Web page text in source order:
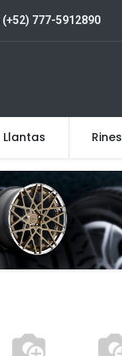
(+52) 777-5912890
Llantas Rines